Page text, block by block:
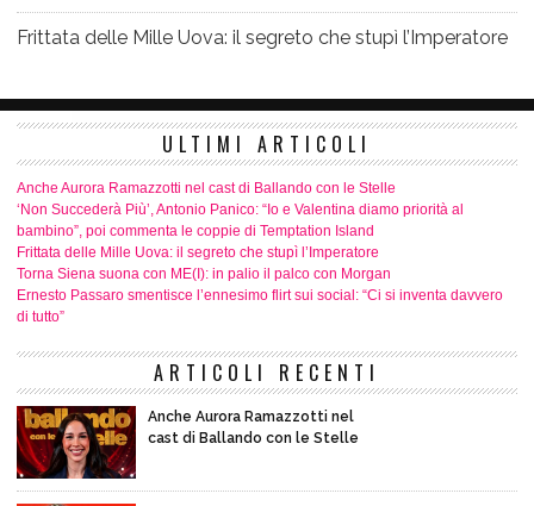
Frittata delle Mille Uova: il segreto che stupì l’Imperatore
ULTIMI ARTICOLI
Anche Aurora Ramazzotti nel cast di Ballando con le Stelle
‘Non Succederà Più’, Antonio Panico: “Io e Valentina diamo priorità al
bambino”, poi commenta le coppie di Temptation Island
Frittata delle Mille Uova: il segreto che stupì l’Imperatore
Torna Siena suona con ME(I): in palio il palco con Morgan
Ernesto Passaro smentisce l’ennesimo flirt sui social: “Ci si inventa davvero
di tutto”
ARTICOLI RECENTI
Anche Aurora Ramazzotti nel
cast di Ballando con le Stelle